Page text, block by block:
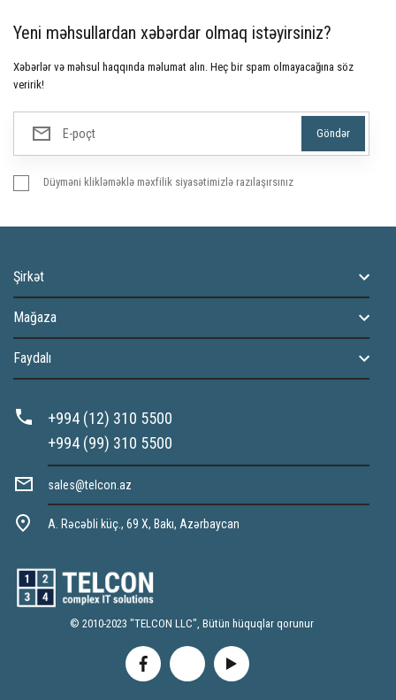
Yeni məhsullardan xəbərdar olmaq istəyirsiniz?
Xəbərlər və məhsul haqqında məlumat alın. Heç bir spam olmayacağına söz
veririk!
Düyməni klikləməklə məxfilik siyasətimizlə razılaşırsınız
Şirkət
Mağaza
Faydalı
+994 (12) 310 5500
+994 (99) 310 5500
sales@telcon.az
A. Rəcəbli küç., 69 X, Bakı, Azərbaycan
© 2010-2023 "TELCON LLC", Bütün hüquqlar qorunur